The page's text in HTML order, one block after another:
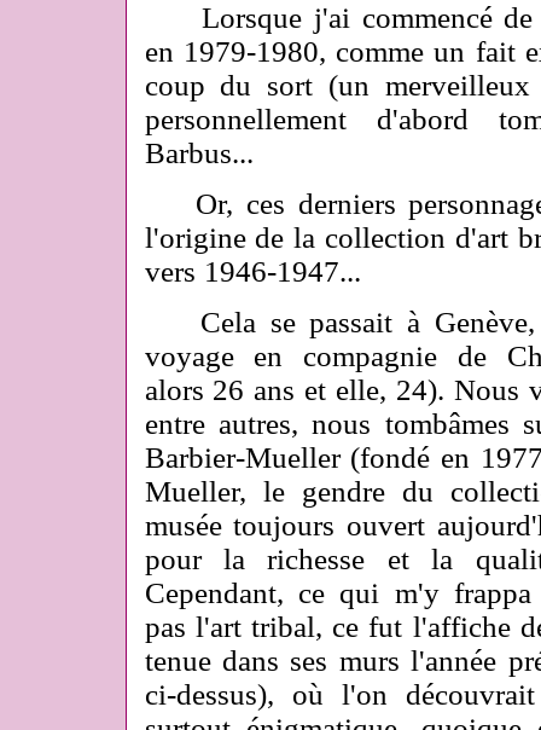
Lorsque j'ai commencé de
en 1979-1980, comme un fait
coup du sort (un
personnellement d'abord
Barbus...
Or, ces derniers
l'origine de la collection d'art
vers 1946-1947...
Cela se passait à
voyage en compagnie de
alors 26 ans et elle, 24). Nous
entre autres, nous tombâmes
Barbier-Mueller (fondé en
Mueller, le gendre du
musée toujours ouvert
pour la richesse et la
Cependant, ce qui m'y
pas l'art tribal, ce fut l'affiche
tenue dans ses murs l'année
ci-dessus), où l'on